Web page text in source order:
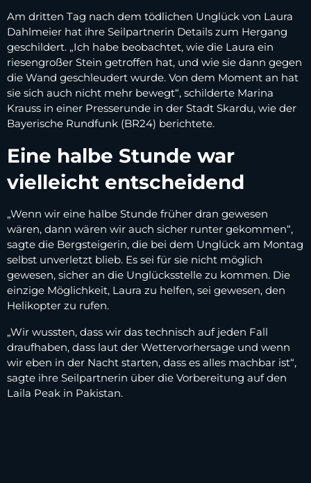
Am dritten Tag nach dem tödlichen Unglück von Laura
Dahlmeier hat ihre Seilpartnerin Details zum Hergang
geschildert. „Ich habe beobachtet, wie die Laura ein
riesengroßer Stein getroffen hat, und wie sie dann gegen
die Wand geschleudert wurde. Von dem Moment an hat
sie sich auch nicht mehr bewegt“, schilderte Marina
Krauss in einer Presserunde in der Stadt Skardu, wie der
Bayerische Rundfunk (BR24) berichtete.
Eine halbe Stunde war
vielleicht entscheidend
„Wenn wir eine halbe Stunde früher dran gewesen
wären, dann wären wir auch sicher runter gekommen“,
sagte die Bergsteigerin, die bei dem Unglück am Montag
selbst unverletzt blieb. Es sei für sie nicht möglich
gewesen, sicher an die Unglücksstelle zu kommen. Die
einzige Möglichkeit, Laura zu helfen, sei gewesen, den
Helikopter zu rufen.
„Wir wussten, dass wir das technisch auf jeden Fall
draufhaben, dass laut der Wettervorhersage und wenn
wir eben in der Nacht starten, dass es alles machbar ist“,
sagte ihre Seilpartnerin über die Vorbereitung auf den
Laila Peak in Pakistan.